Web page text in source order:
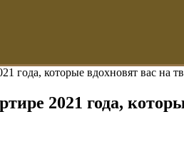
года, которые вдохновят вас на
2021 года,